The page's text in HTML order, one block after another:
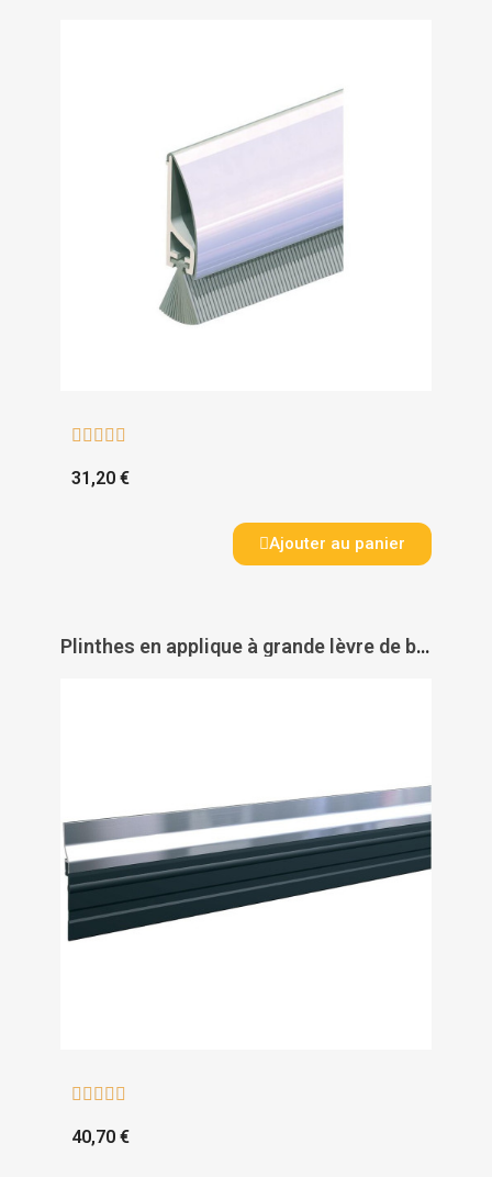
    
31,20 €
Ajouter au panier
Plinthes en applique à grande lèvre de bas de porte type ADS - GL - ELLEN
    
40,70 €